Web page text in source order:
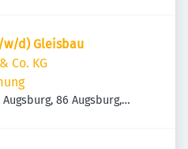
d) Gleisbau
Co. KG
86 Augsburg,